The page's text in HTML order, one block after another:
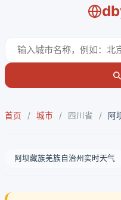
首页 / 城市 / 四川省 / 阿
阿坝藏族羌族自治州实时天气